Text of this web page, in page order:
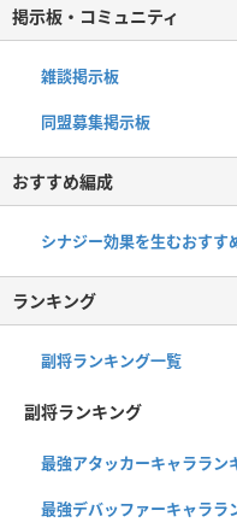
掲示板・コミュニティ
雑談掲示板
同盟募集掲示板
おすすめ編成
シナジー効果を生むおすす
ランキング
副将ランキング一覧
副将ランキング
最強アタッカーキャララン
最強デバッファーキャララ